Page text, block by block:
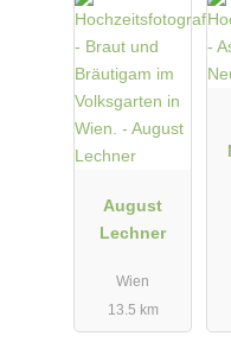
August
Lechner
Wien
13.5 km